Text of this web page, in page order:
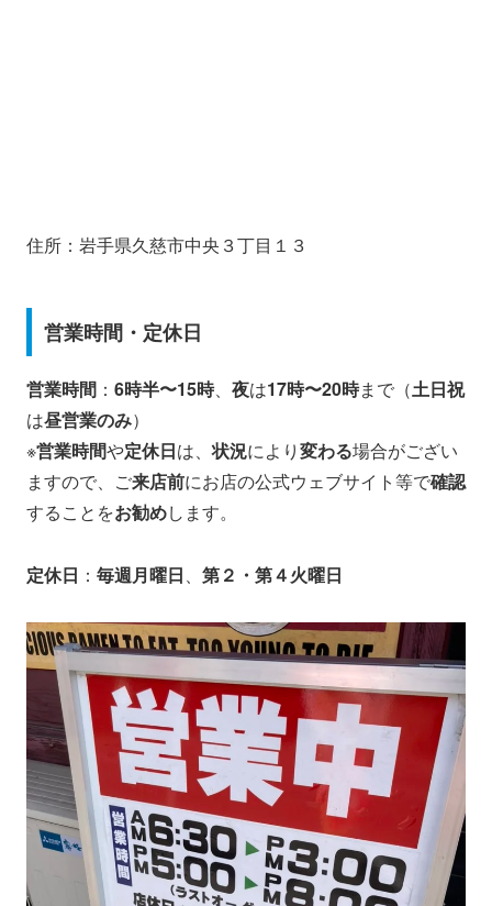
住所：岩手県久慈市中央３丁目１３
営業時間・定休日
営業時間 ： 6時半〜15時、 夜は17時〜20時まで（土日祝
は昼営業のみ）
※営業時間や定休日は、状況により変わる場合がござい
ますので、ご来店前にお店の公式ウェブサイト等で確認
することをお勧めします。
定休日 ： 毎週月曜日、 第２・第４火曜日